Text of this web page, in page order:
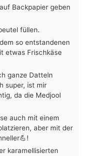
Backpapier geben
füllen.
so entstandenen
etwas Frischkäse
ganze Datteln
super, ist mir
da die Medjool
auch mit einem
aber mit der
karamellisierten